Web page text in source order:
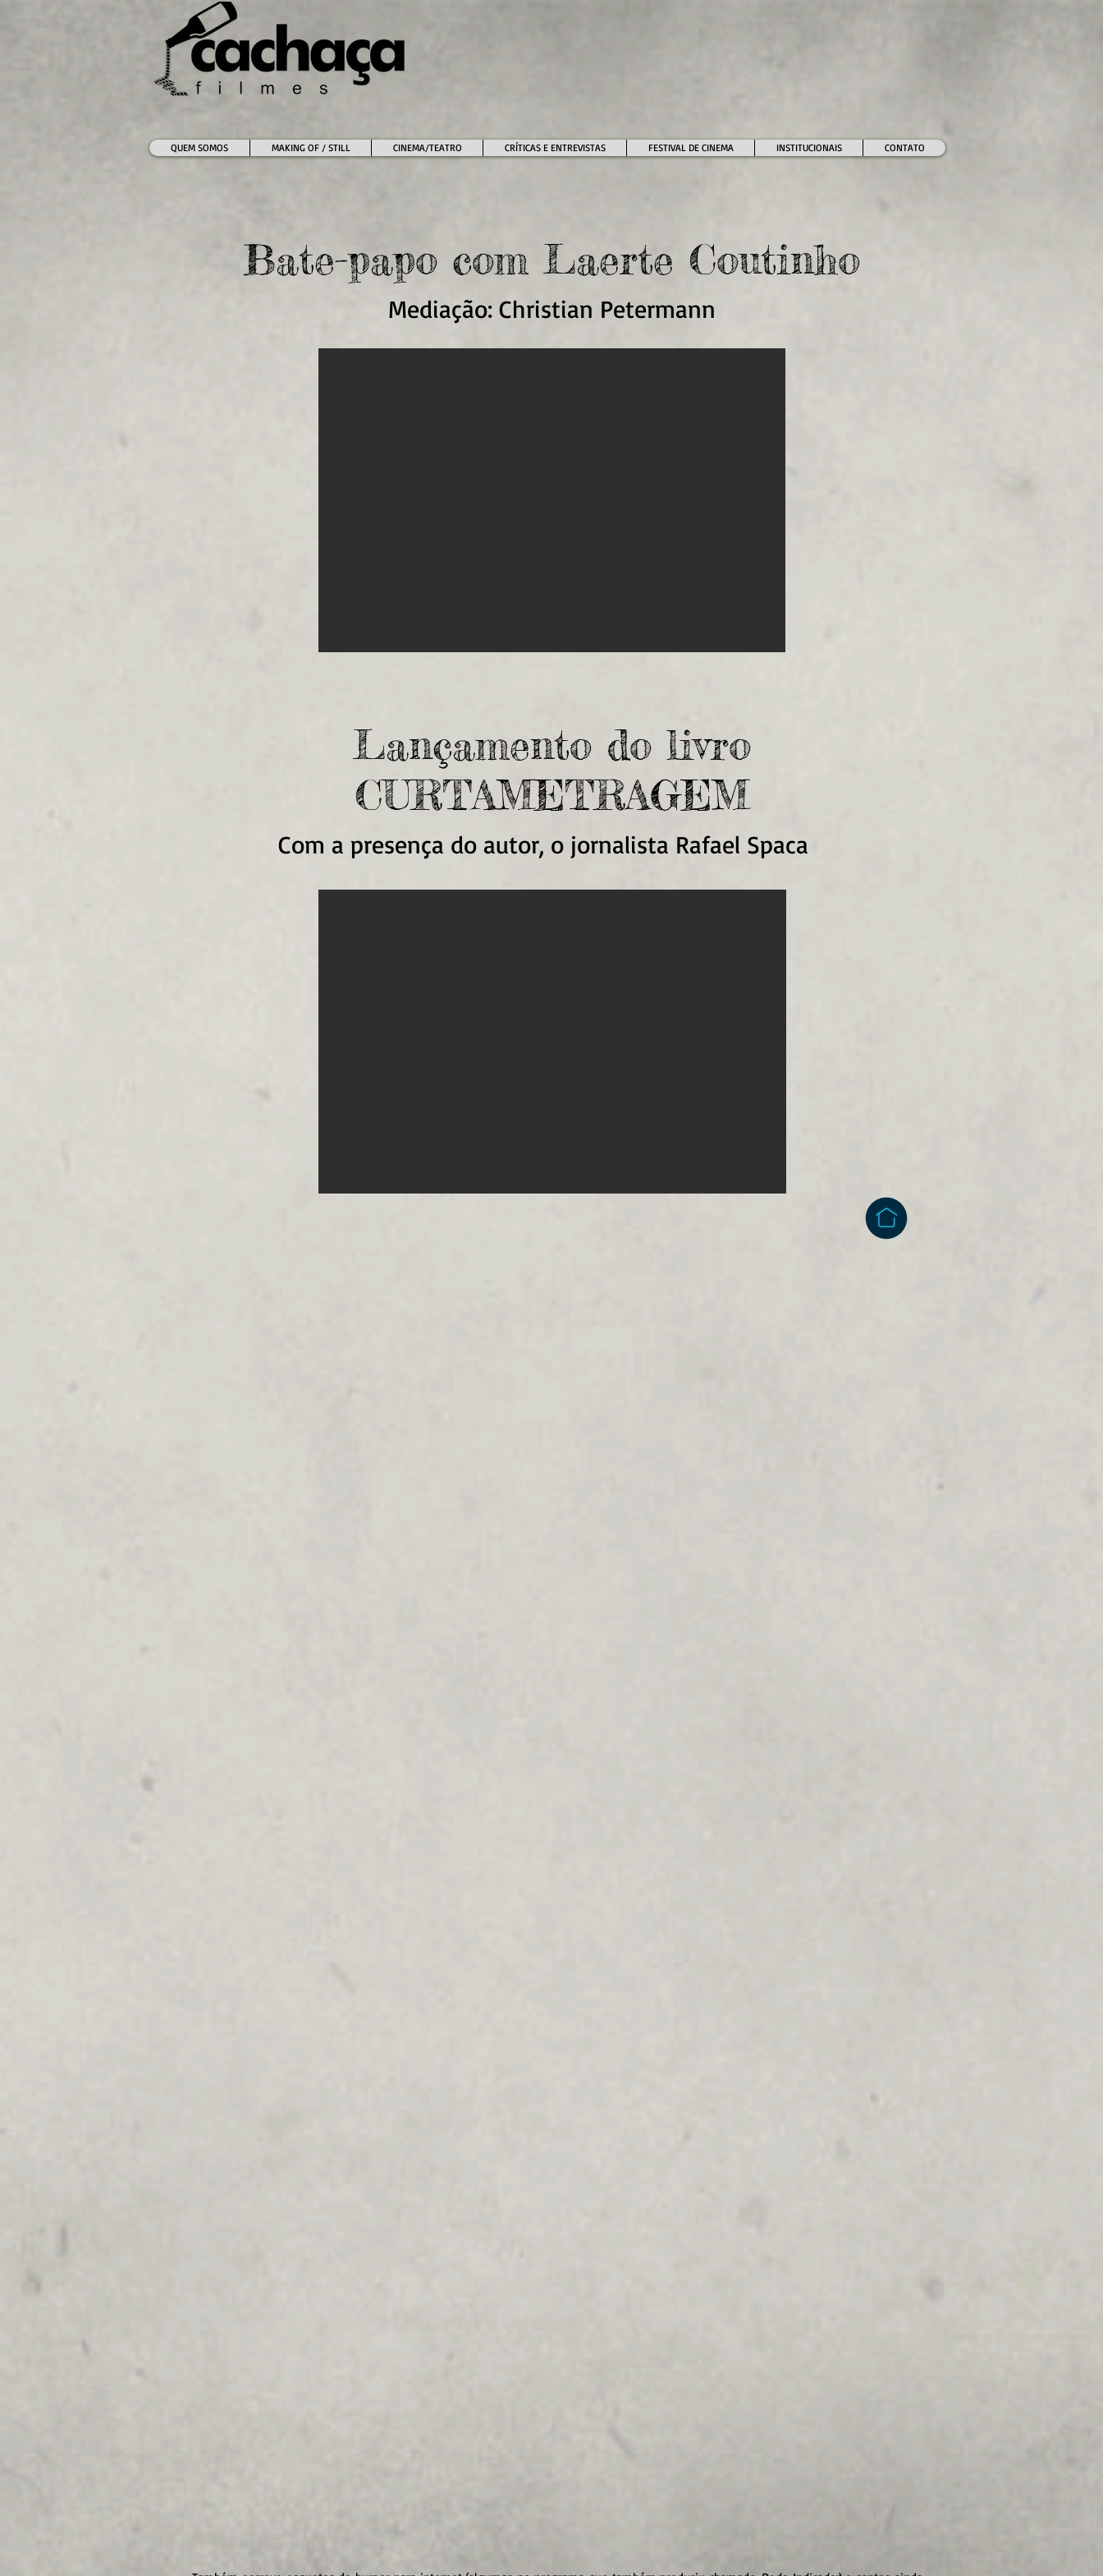
QUEM SOMOS MAKING OF / STILL CINEMA/TEATRO CRÍTICAS E ENTREVISTAS FESTIVAL DE CINEMA INSTITUCIONAIS CONTATO
Bate-papo com Laerte Coutinho
Mediação: Christian Petermann
Lançamento do livro
CURTAMETRAGEM
Com a presença do autor, o jornalista Rafael Spaca